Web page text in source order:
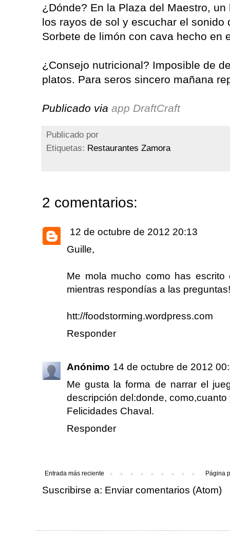
¿Dónde? En la Plaza del Maestro,
los rayos de sol y escuchar el sonido
Sorbete de limón con cava hecho en
¿Consejo nutricional? Imposible de
platos. Para seros sincero mañana
Publicado via app DraftCraft
Publicado por
Etiquetas: Restaurantes Zamora
2 comentarios:
12 de octubre de 2012 20:13
Guille,
Me mola mucho como has escrito
mientras respondías a las
htt://foodstorming.wordpress.com
Responder
Anónimo 14 de octubre de 2012
Me gusta la forma de narrar el
descripción del:donde, como,cuanto
Felicidades Chaval.
Responder
Entrada más reciente Página
Suscribirse a: Enviar comentarios (Atom)